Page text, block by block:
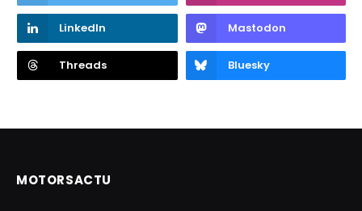
LinkedIn Mastodon
Threads Bluesky
MOTORSACTU